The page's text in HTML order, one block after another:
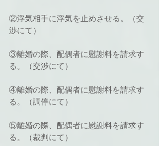
②浮気相手に浮気を止めさせる。（交
渉にて）
③離婚の際、配偶者に慰謝料を請求す
る。（交渉にて）
④離婚の際、配偶者に慰謝料を請求す
る。（調停にて）
⑤離婚の際、配偶者に慰謝料を請求す
る。（裁判にて）